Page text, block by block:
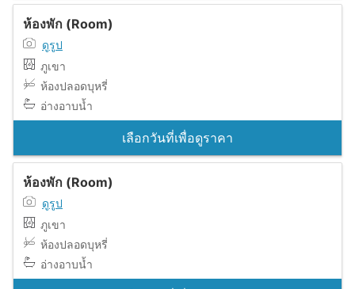
ห้องพัก (Room)
ดูรูป
ภูเขา
ห้องปลอดบุหรี่
อ่างอาบน้ำ
เลือกวันที่เพื่อดูราคา
ห้องพัก (Room)
ดูรูป
ภูเขา
ห้องปลอดบุหรี่
อ่างอาบน้ำ